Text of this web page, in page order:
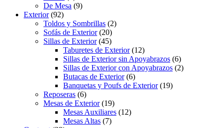
De Mesa (9)
Exterior(92)
Toldos y Sombrillas (2)
Sofás de Exterior(20)
Sillas de Exterior(45)
Taburetes de Exterior(12)
Sillas de Exterior sin Apoyabrazos (6)
Sillas de Exterior con Apoyabrazos (2)
Butacas de Exterior(6)
Banquetas y Poufs de Exterior(19)
Reposeras (6)
Mesas de Exterior(19)
Mesas Auxiliares (12)
Mesas Altas (7)